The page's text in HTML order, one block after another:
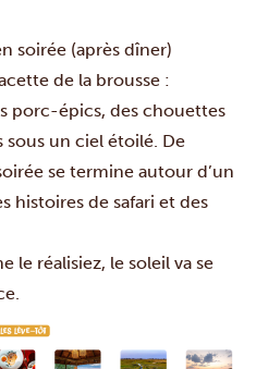
soirée (après dîner)
de la brousse :
porc-épics, des chouettes
un ciel étoilé. De
se termine autour d’un
histoires de safari et des
le réalisiez, le soleil va se